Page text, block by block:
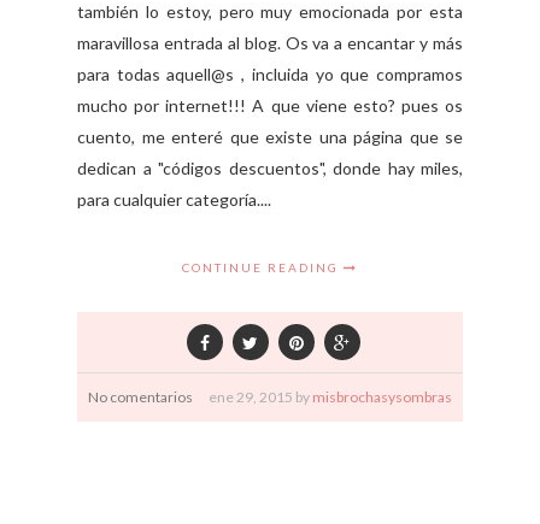
también lo estoy, pero muy emocionada por esta
maravillosa entrada al blog. Os va a encantar y más
para todas aquell@s , incluida yo que compramos
mucho por internet!!! A que viene esto? pues os
cuento, me enteré que existe una página que se
dedican a "códigos descuentos", donde hay miles,
para cualquier categoría....
CONTINUE READING
No comentarios ene29, 2015 by misbrochasysombras